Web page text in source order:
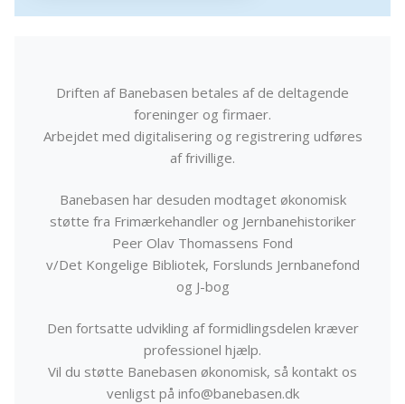
Driften af Banebasen betales af de deltagende
foreninger og firmaer.
Arbejdet med digitalisering og registrering udføres
af frivillige.
Banebasen har desuden modtaget økonomisk
støtte fra Frimærkehandler og Jernbanehistoriker
Peer Olav Thomassens Fond
v/Det Kongelige Bibliotek, Forslunds Jernbanefond
og J-bog
Den fortsatte udvikling af formidlingsdelen kræver
professionel hjælp.
Vil du støtte Banebasen økonomisk, så kontakt os
venligst på info@banebasen.dk